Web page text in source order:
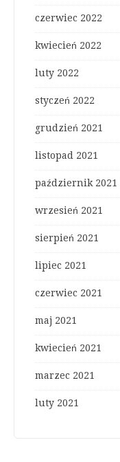
czerwiec 2022
kwiecień 2022
luty 2022
styczeń 2022
grudzień 2021
listopad 2021
październik 2021
wrzesień 2021
sierpień 2021
lipiec 2021
czerwiec 2021
maj 2021
kwiecień 2021
marzec 2021
luty 2021